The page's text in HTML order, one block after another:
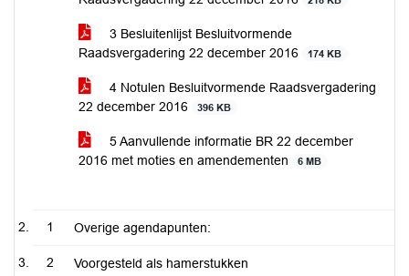
3 Besluitenlijst Besluitvormende
Raadsvergadering 22 december 2016
174 KB
4 Notulen Besluitvormende Raadsvergadering
22 december 2016
396 KB
5 Aanvullende informatie BR 22 december
2016 met moties en amendementen
6 MB
1 Overige agendapunten:
2 Voorgesteld als hamerstukken